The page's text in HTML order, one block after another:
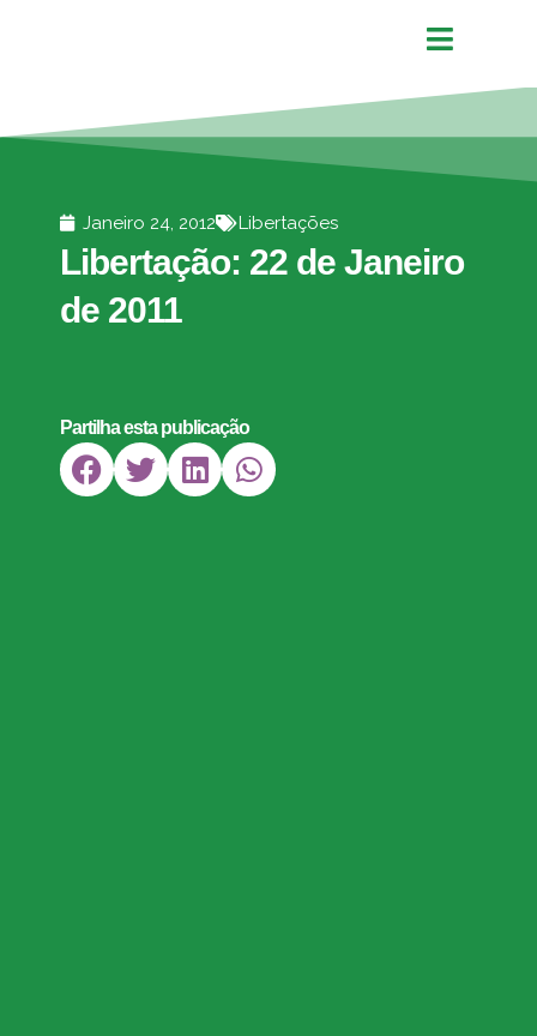
Janeiro 24, 2012 Libertações
Libertação: 22 de Janeiro
de 2011
Partilha esta publicação